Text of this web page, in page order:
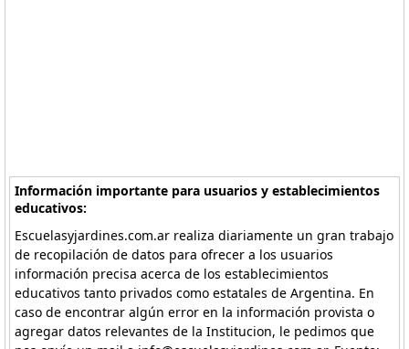
Información importante para usuarios y establecimientos
educativos:
Escuelasyjardines.com.ar realiza diariamente un gran trabajo
de recopilación de datos para ofrecer a los usuarios
información precisa acerca de los establecimientos
educativos tanto privados como estatales de Argentina. En
caso de encontrar algún error en la información provista o
agregar datos relevantes de la Institucion, le pedimos que